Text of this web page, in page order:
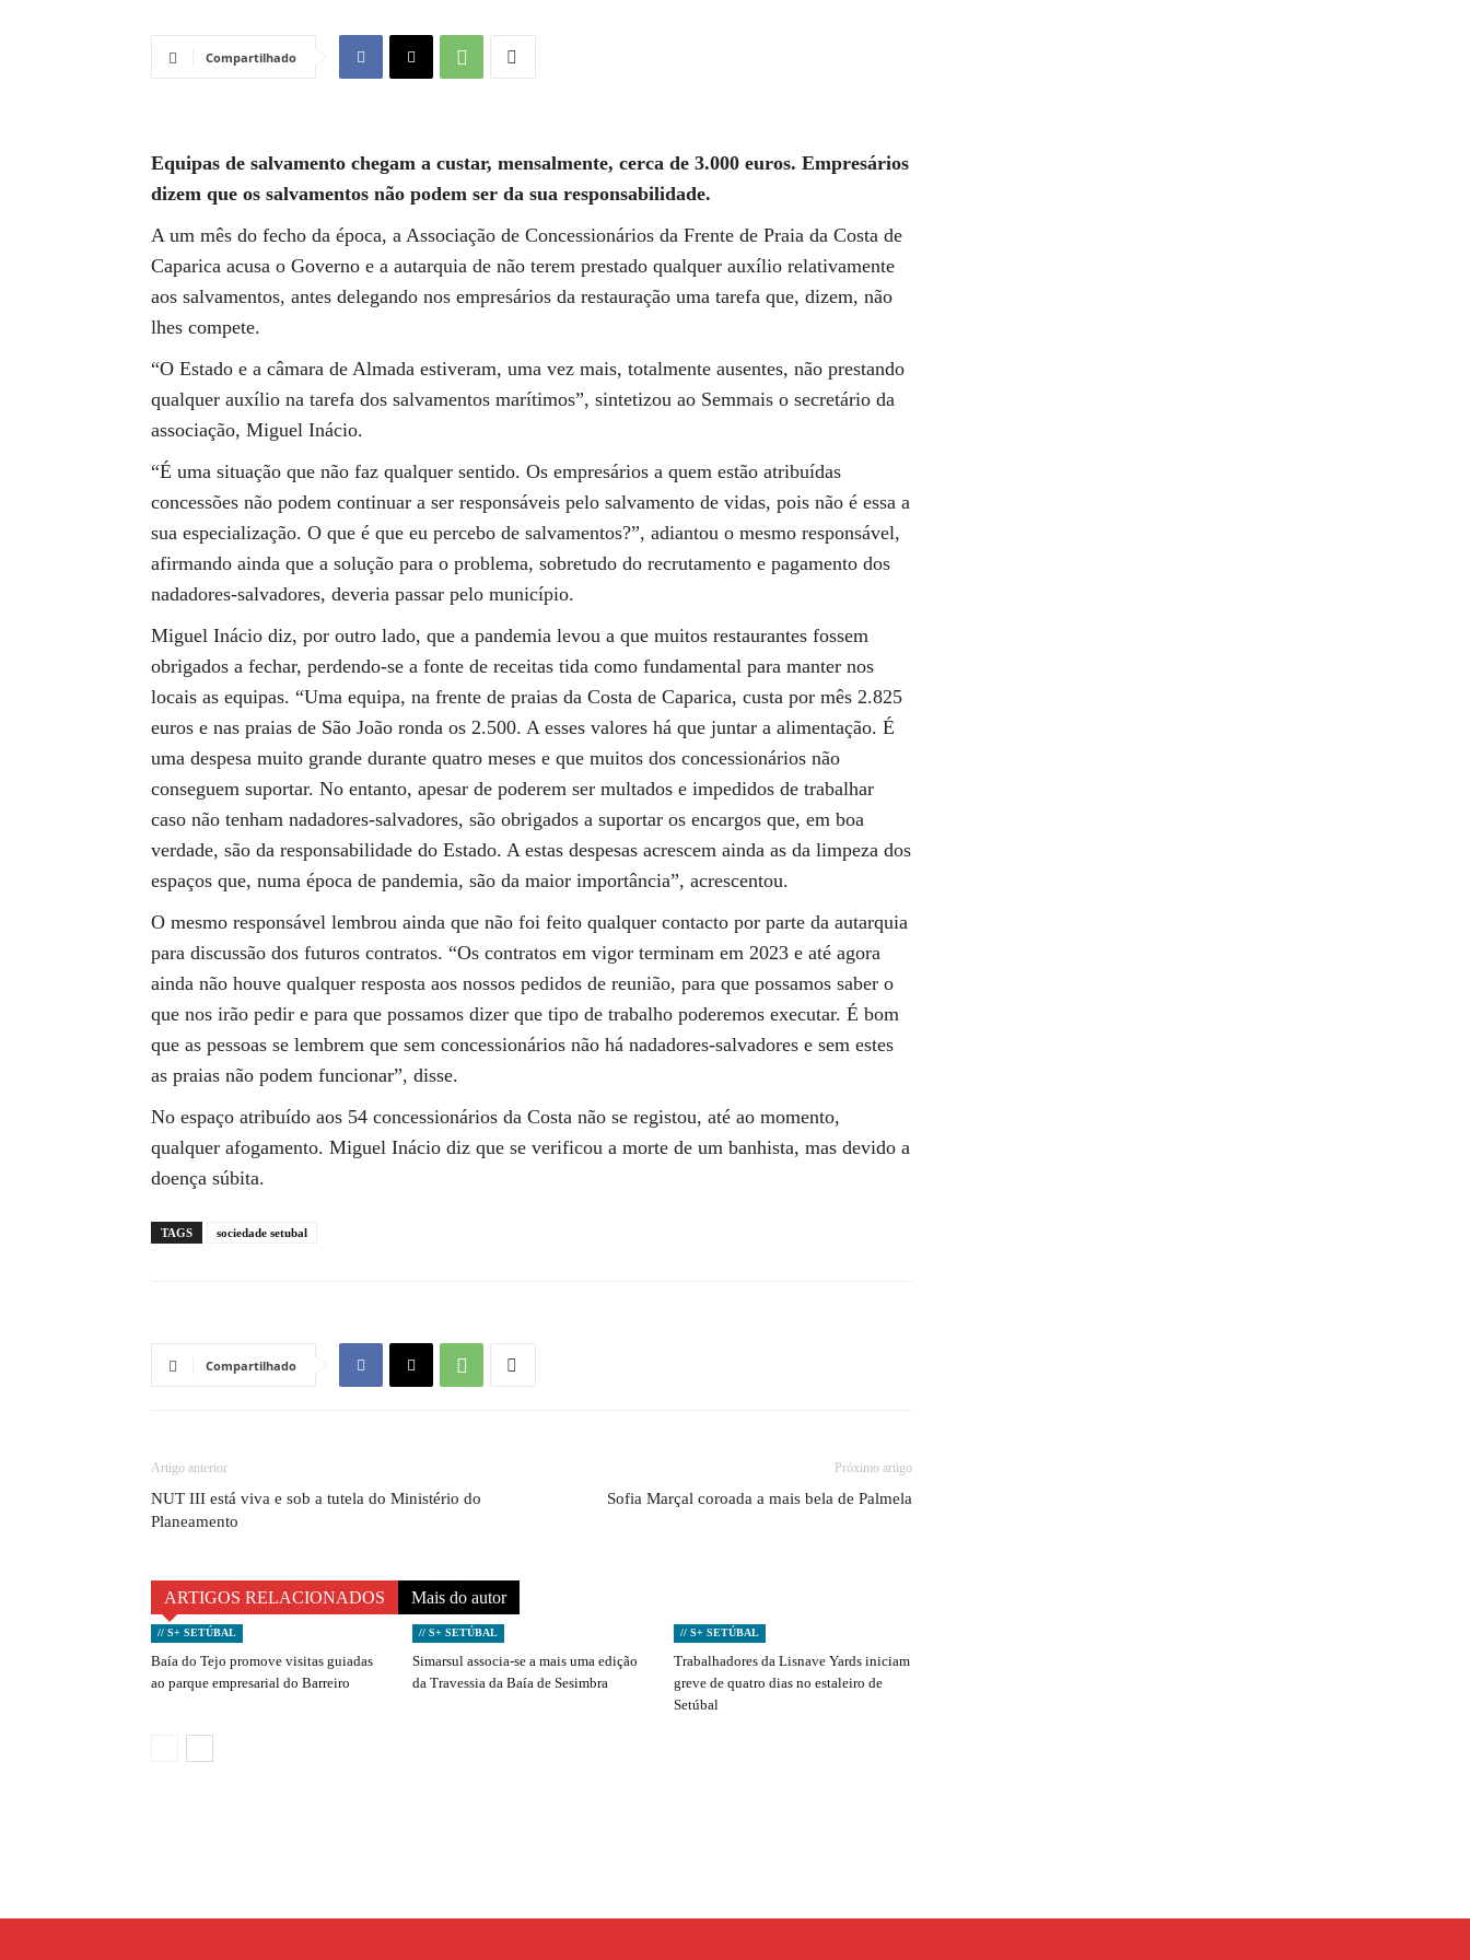
Compartilhado
Equipas de salvamento chegam a custar, mensalmente, cerca de 3.000 euros. Empresários
dizem que os salvamentos não podem ser da sua responsabilidade.
A um mês do fecho da época, a Associação de Concessionários da Frente de Praia da Costa de
Caparica acusa o Governo e a autarquia de não terem prestado qualquer auxílio relativamente
aos salvamentos, antes delegando nos empresários da restauração uma tarefa que, dizem, não
lhes compete.
“O Estado e a câmara de Almada estiveram, uma vez mais, totalmente ausentes, não prestando
qualquer auxílio na tarefa dos salvamentos marítimos”, sintetizou ao Semmais o secretário da
associação, Miguel Inácio.
“É uma situação que não faz qualquer sentido. Os empresários a quem estão atribuídas
concessões não podem continuar a ser responsáveis pelo salvamento de vidas, pois não é essa a
sua especialização. O que é que eu percebo de salvamentos?”, adiantou o mesmo responsável,
afirmando ainda que a solução para o problema, sobretudo do recrutamento e pagamento dos
nadadores-salvadores, deveria passar pelo município.
Miguel Inácio diz, por outro lado, que a pandemia levou a que muitos restaurantes fossem
obrigados a fechar, perdendo-se a fonte de receitas tida como fundamental para manter nos
locais as equipas. “Uma equipa, na frente de praias da Costa de Caparica, custa por mês 2.825
euros e nas praias de São João ronda os 2.500. A esses valores há que juntar a alimentação. É
uma despesa muito grande durante quatro meses e que muitos dos concessionários não
conseguem suportar. No entanto, apesar de poderem ser multados e impedidos de trabalhar
caso não tenham nadadores-salvadores, são obrigados a suportar os encargos que, em boa
verdade, são da responsabilidade do Estado. A estas despesas acrescem ainda as da limpeza dos
espaços que, numa época de pandemia, são da maior importância”, acrescentou.
O mesmo responsável lembrou ainda que não foi feito qualquer contacto por parte da autarquia
para discussão dos futuros contratos. “Os contratos em vigor terminam em 2023 e até agora
ainda não houve qualquer resposta aos nossos pedidos de reunião, para que possamos saber o
que nos irão pedir e para que possamos dizer que tipo de trabalho poderemos executar. É bom
que as pessoas se lembrem que sem concessionários não há nadadores-salvadores e sem estes
as praias não podem funcionar”, disse.
No espaço atribuído aos 54 concessionários da Costa não se registou, até ao momento,
qualquer afogamento. Miguel Inácio diz que se verificou a morte de um banhista, mas devido a
doença súbita.
TAGS sociedade setubal
Compartilhado
Artigo anterior
NUT III está viva e sob a tutela do Ministério do
Planeamento
Próximo artigo
Sofia Marçal coroada a mais bela de Palmela
ARTIGOS RELACIONADOS Mais do autor
// S+ SETÚBAL
Baía do Tejo promove visitas guiadas
ao parque empresarial do Barreiro
// S+ SETÚBAL
Simarsul associa-se a mais uma edição
da Travessia da Baía de Sesimbra
// S+ SETÚBAL
Trabalhadores da Lisnave Yards iniciam
greve de quatro dias no estaleiro de
Setúbal